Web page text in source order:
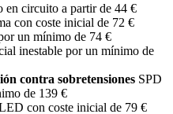
en circuito a partir de 44 €
con coste inicial de 72 €
un mínimo de 74 €
inestable por un mínimo de
contra sobretensiones SPD
de 139 €
con coste inicial de 79 €